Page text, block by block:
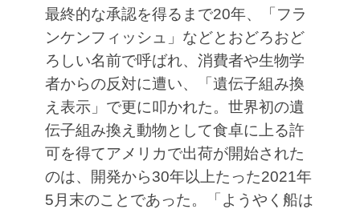
最終的な承認を得るまで20年、「フラ
ンケンフィッシュ」などとおどろおど
ろしい名前で呼ばれ、消費者や生物学
者からの反対に遭い、「遺伝子組み換
え表示」で更に叩かれた。世界初の遺
伝子組み換え動物として食卓に上る許
可を得てアメリカで出荷が開始された
のは、開発から30年以上たった2021年
5月末のことであった。「ようやく船は